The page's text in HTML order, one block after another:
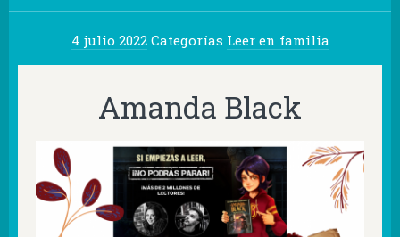
4 julio 2022 Categorías Leer en familia
Amanda Black